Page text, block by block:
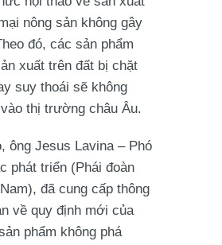
nông sản không gây
đó, các sản phẩm
xuất trên đất bị chặt
suy thoái sẽ không
thị trường châu Âu.
ông Jesus Lavina – Phó
phát triển (Phái đoàn
đã cung cấp thông
về quy định mới của
phẩm không phá